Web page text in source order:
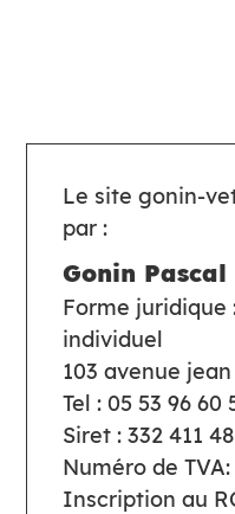
Le site gonin-
par :
Gonin Pascal
Forme juridique
individuel
103 avenue
Tel : 05 53 96 60
Siret : 332 411
Numéro de TVA:
Inscription au